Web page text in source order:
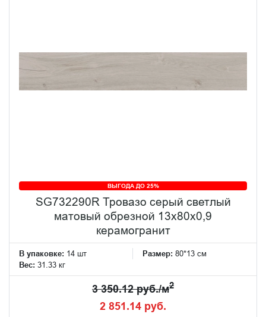
ВЫГОДА ДО 25%
SG732290R Тровазо серый светлый
матовый обрезной 13x80x0,9
керамогранит
В упаковке: 14 шт Размер: 80*13 см
Вес: 31.33 кг
3 350.12 руб./м2
2 851.14 руб.